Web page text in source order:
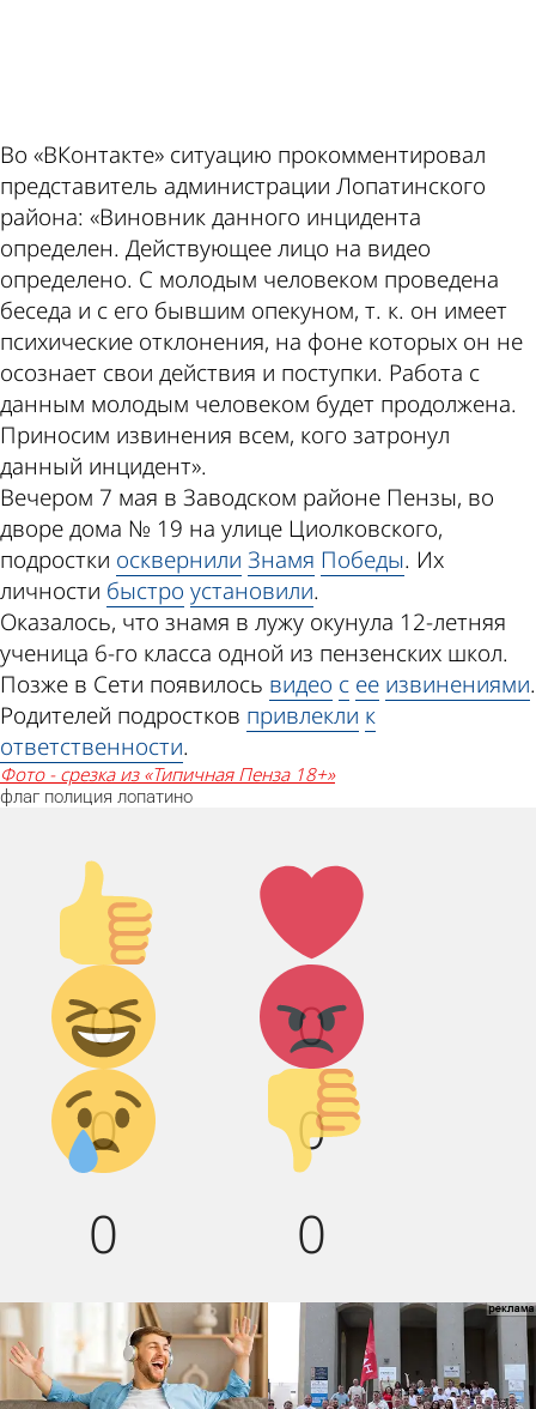
Во «ВКонтакте» ситуацию прокомментировал
представитель администрации Лопатинского
района: «Виновник данного инцидента
определен. Действующее лицо на видео
определено. С молодым человеком проведена
беседа и с его бывшим опекуном, т. к. он имеет
психические отклонения, на фоне которых он не
осознает свои действия и поступки. Работа с
данным молодым человеком будет продолжена.
Приносим извинения всем, кого затронул
данный инцидент».
Вечером 7 мая в Заводском районе Пензы, во
дворе дома № 19 на улице Циолковского,
подростки осквернили Знамя Победы. Их
личности быстро установили.
Оказалось, что знамя в лужу окунула 12-летняя
ученица 6-го класса одной из пензенских школ.
Позже в Сети появилось видео с ее извинениями.
Родителей подростков привлекли к
ответственности.
фото - срезка из «Типичная Пенза 18+»
флаг полиция лопатино
Палец
вверх!
0
Лайк!
0
Дикий
смех!
0
Агрессия!
0
Грусть :(
0
Палец
вниз!
0